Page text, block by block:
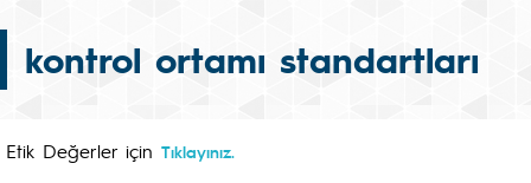
kontrol ortamı standartları
Etik Değerler için Tıklayınız.